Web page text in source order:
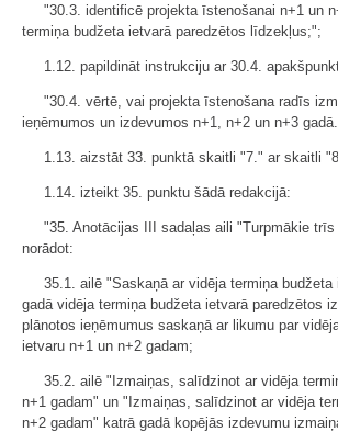
"30.3. identificē projekta īstenošanai n+1 un
termiņa budžeta ietvarā paredzētos līdzekļus;";
1.12. papildināt instrukciju ar 30.4.
"30.4. vērtē, vai projekta īstenošana radīs
ieņēmumos un izdevumos n+1, n+2 un n+3
1.13. aizstāt 33. punktā skaitli "7." ar skaitli
1.14. izteikt 35. punktu šādā redakcijā:
"35. Anotācijas III sadaļas aili "Turpmākie trīs
norādot:
35.1. ailē "Saskaņā ar vidēja termiņa
gadā vidēja termiņa budžeta ietvarā paredzētos
plānotos ieņēmumus saskaņā ar likumu par
ietvaru n+1 un n+2 gadam;
35.2. ailē "Izmaiņas, salīdzinot ar vidēja
n+1 gadam" un "Izmaiņas, salīdzinot ar vidēja
n+2 gadam" katrā gadā kopējās izdevumu